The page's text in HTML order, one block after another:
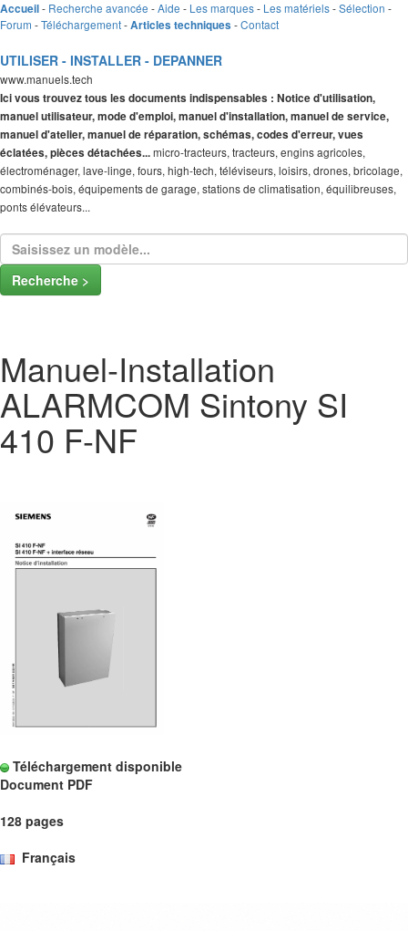
Accueil- Recherche avancée -Aide - Les marques- Les matériels-Sélection -
Forum -Téléchargement-Articles techniques -Contact
UTILISER - INSTALLER - DEPANNER
www.manuels.tech
Ici vous trouvez tous les documents indispensables : Notice d'utilisation,
manuel utilisateur, mode d'emploi, manuel d'installation, manuel de service,
manuel d'atelier, manuel de réparation, schémas, codes d'erreur, vues
éclatées, pièces détachées...micro-tracteurs, tracteurs, engins agricoles,
électroménager, lave-linge, fours, high-tech, téléviseurs, loisirs, drones, bricolage,
combinés-bois, équipements de garage, stations de climatisation, équilibreuses,
ponts élévateurs...
Recherche >
Manuel-Installation
ALARMCOM Sintony SI
410 F-NF
Téléchargement disponible
Document PDF
128 pages
Français